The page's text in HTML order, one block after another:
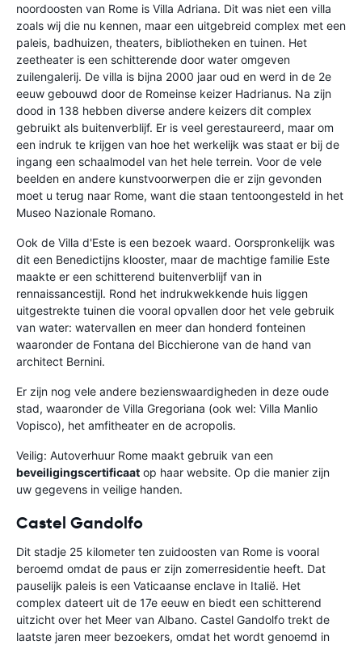
noordoosten van Rome is Villa Adriana. Dit was niet een villa
zoals wij die nu kennen, maar een uitgebreid complex met een
paleis, badhuizen, theaters, bibliotheken en tuinen. Het
zeetheater is een schitterende door water omgeven
zuilengalerij. De villa is bijna 2000 jaar oud en werd in de 2e
eeuw gebouwd door de Romeinse keizer Hadrianus. Na zijn
dood in 138 hebben diverse andere keizers dit complex
gebruikt als buitenverblijf. Er is veel gerestaureerd, maar om
een indruk te krijgen van hoe het werkelijk was staat er bij de
ingang een schaalmodel van het hele terrein. Voor de vele
beelden en andere kunstvoorwerpen die er zijn gevonden
moet u terug naar Rome, want die staan tentoongesteld in het
Museo Nazionale Romano.
Ook de Villa d'Este is een bezoek waard. Oorspronkelijk was
dit een Benedictijns klooster, maar de machtige familie Este
maakte er een schitterend buitenverblijf van in
rennaissancestijl. Rond het indrukwekkende huis liggen
uitgestrekte tuinen die vooral opvallen door het vele gebruik
van water: watervallen en meer dan honderd fonteinen
waaronder de Fontana del Bicchierone van de hand van
architect Bernini.
Er zijn nog vele andere bezienswaardigheden in deze oude
stad, waaronder de Villa Gregoriana (ook wel: Villa Manlio
Vopisco), het amfitheater en de acropolis.
Veilig: Autoverhuur Rome maakt gebruik van een
beveiligingscertificaat op haar website. Op die manier zijn
uw gegevens in veilige handen.
Castel Gandolfo
Dit stadje 25 kilometer ten zuidoosten van Rome is vooral
beroemd omdat de paus er zijn zomerresidentie heeft. Dat
pauselijk paleis is een Vaticaanse enclave in Italië. Het
complex dateert uit de 17e eeuw en biedt een schitterend
uitzicht over het Meer van Albano. Castel Gandolfo trekt de
laatste jaren meer bezoekers, omdat het wordt genoemd in